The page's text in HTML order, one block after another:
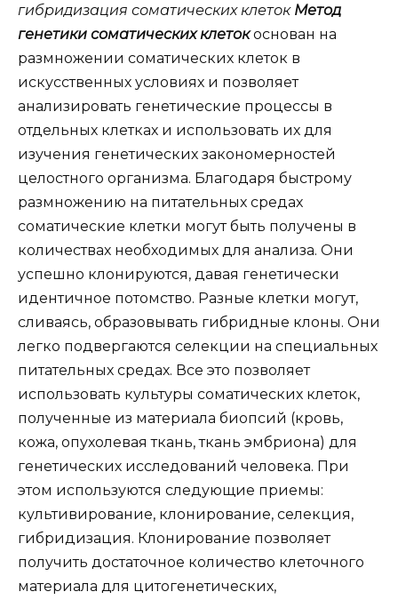
гибридизация соматических клеток Метод
генетики соматических клетокоснован на
размножении соматических клеток в
искусственных условиях и позволяет
анализировать генетические процессы в
отдельных клетках и использовать их для
изучения генетических закономерностей
целостного организма. Благодаря быстрому
размножению на питательных средах
соматические клетки могут быть получены в
количествах необходимых для анализа. Они
успешно клонируются, давая генетически
идентичное потомство. Разные клетки могут,
сливаясь, образовывать гибридные клоны. Они
легко подвергаются селекции на специальных
питательных средах. Все это позволяет
использовать культуры соматических клеток,
полученные из материала биопсий (кровь,
кожа, опухолевая ткань, ткань эмбриона) для
генетических исследований человека. При
этом используются следующие приемы:
культивирование, клонирование, селекция,
гибридизация. Клонирование позволяет
получить достаточное количество клеточного
материала для цитогенетических,